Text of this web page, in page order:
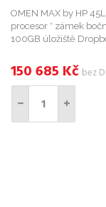
OMEN MAX by HP
procesor * zámek
100GB úložiště
150 685 Kč bez